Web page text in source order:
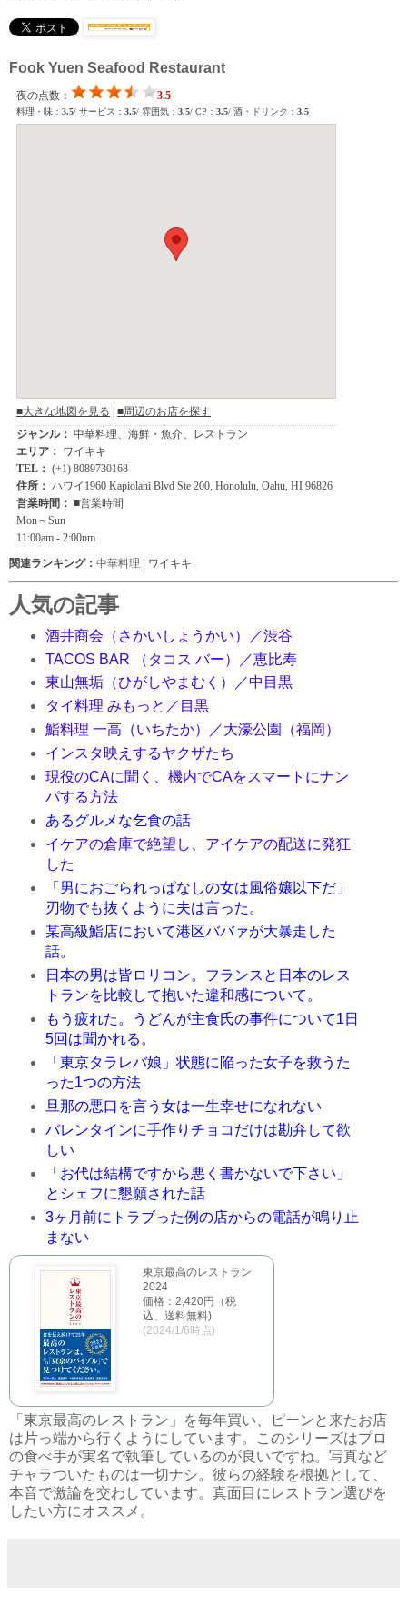
Fook Yuen Seafood Restaurant
関連ランキング： 中華料理 | ワイキキ
人気の記事
酒井商会（さかいしょうかい）／渋谷
TACOS BAR （タコス バー）／恵比寿
東山無垢（ひがしやまむく）／中目黒
タイ料理 みもっと／目黒
鮨料理 一高（いちたか）／大濠公園（福岡）
インスタ映えするヤクザたち
現役のCAに聞く、機内でCAをスマートにナン
パする方法
あるグルメな乞食の話
イケアの倉庫で絶望し、アイケアの配送に発狂
した
「男におごられっぱなしの女は風俗嬢以下だ」
刃物でも抜くように夫は言った。
某高級鮨店において港区ババァが大暴走した
話。
日本の男は皆ロリコン。フランスと日本のレス
トランを比較して抱いた違和感について。
もう疲れた。うどんが主食氏の事件について1日
5回は聞かれる。
「東京タラレバ娘」状態に陥った女子を救うた
った1つの方法
旦那の悪口を言う女は一生幸せになれない
バレンタインに手作りチョコだけは勘弁して欲
しい
「お代は結構ですから悪く書かないで下さい」
とシェフに懇願された話
3ヶ月前にトラブった例の店からの電話が鳴り止
まない
東京最高のレストラン
2024
価格：2,420円（税
込、送料無料)
(2024/1/6時点)
「東京最高のレストラン」を毎年買い、ピーンと来たお店
は片っ端から行くようにしています。このシリーズはプロ
の食べ手が実名で執筆しているのが良いですね。写真など
チャラついたものは一切ナシ。彼らの経験を根拠として、
本音で激論を交わしています。真面目にレストラン選びを
したい方にオススメ。